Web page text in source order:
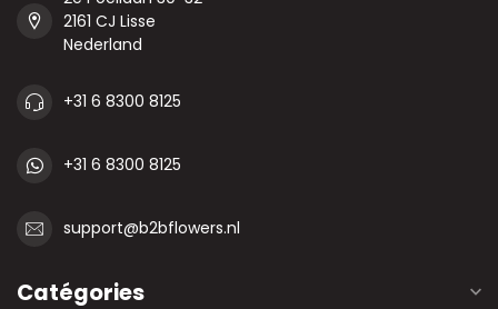
2161 CJ Lisse
Nederland
+31 6 8300 8125
+31 6 8300 8125
support@b2bflowers.nl
Catégories